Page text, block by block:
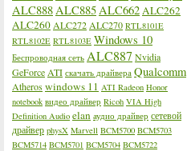
ALC888ALC885ALC662ALC262
ALC260 ALC272 ALC270 RTL8101E
RTL8102E RTL8103E Windows 10
Беспроводная сеть ALC887 Nvidia
GeForce ATI скачать драйвера Qualcomm
Atheroswindows 11 ATI Radeon Honor
notebook видео драйвер Ricoh VIA High
Definition Audio elan аудио драйвер сетевой
драйвер physX Marvell BCM5700 BCM5703
BCM5714 BCM5701 BCM5704 BCM5722